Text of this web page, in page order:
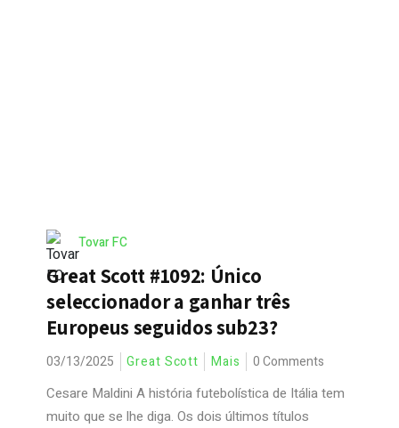
Tovar FC
Great Scott #1092: Único
seleccionador a ganhar três
Europeus seguidos sub23?
03/13/2025 Great Scott Mais 0 Comments
Cesare Maldini A história futebolística de Itália tem
muito que se lhe diga. Os dois últimos títulos